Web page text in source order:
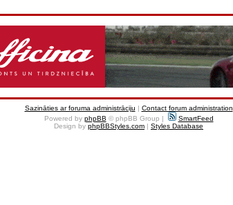
Sazināties ar foruma administrāciju | Contact forum administration
Powered by phpBB © phpBB Group |
SmartFeed
Design by phpBBStyles.com | Styles Database